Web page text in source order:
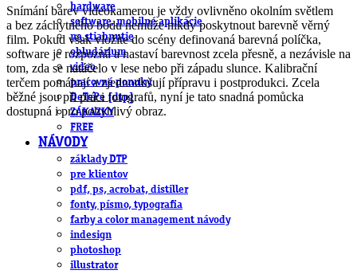
hardware
software, mobilné aplikácie
na stiahnutie
obludárium
video
pracovné ponuky
DeTePe [dtp]
ZÁKAZKY
FREE
NÁVODY
základy DTP
pre klientov
pdf, ps, acrobat, distiller
fonty, písmo, typografia
farby a color management návody
indesign
photoshop
illustrator
Snímání barev videokamerou je vždy ovlivněno okolním světlem
a bez záchytného bodu nemůže nikdy poskytnout barevně věrný
film. Pokud však vložíte do scény definovaná barevná políčka,
software je rozpozná a nastaví barevnost zcela přesně, a nezávisle na
tom, zda se natáčelo v lese nebo při západu slunce. Kalibrační
terčem pomáhají a zjednodušují přípravu i postprodukci. Zcela
běžné jsou při práci fotografů, nyní je tato snadná pomůcka
dostupná i pro pohyblivý obraz.